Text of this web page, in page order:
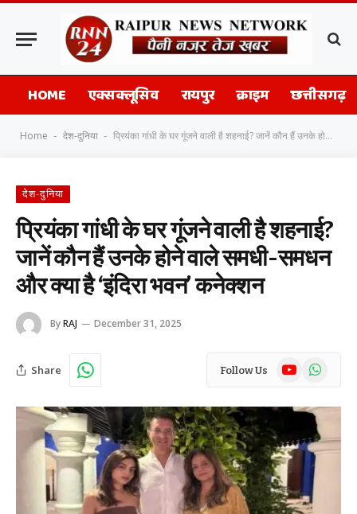
HOME एक्सक्लूसिव रायपुर क्राइम छत्तीसगढ़
Home - देश-दुनिया - प्रियंका गांधी के घर गूंजने वाली है शहनाई? जानें कौन हैं उनके होने वाले समधी-समधन और क्या है ‘इंदिरा भवन’ कनेक्शन
देश-दुनिया
प्रियंका गांधी के घर गूंजने वाली है शहनाई?
जानें कौन हैं उनके होने वाले समधी-समधन
और क्या है ‘इंदिरा भवन’ कनेक्शन
ByRAJ December 31, 2025
Share Follow Us YouTubeWhatsApp